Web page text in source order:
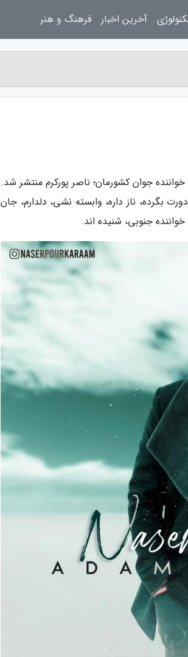
جوان کشورمان؛ ناصر پورکرم منتشر شد.
بگرده، ناز داره، وابسته نشی، دلدارم، جان
جنوبی، شنیده اند.
آخرین اخبار فرهنگ و هنر